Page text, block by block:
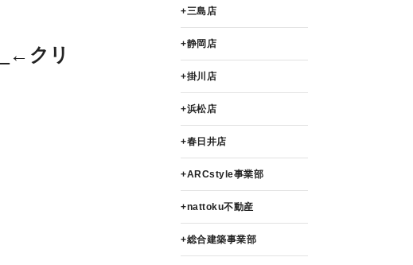
←クリ
三島店
静岡店
掛川店
浜松店
春日井店
ARCstyle事業部
nattoku不動産
総合建築事業部